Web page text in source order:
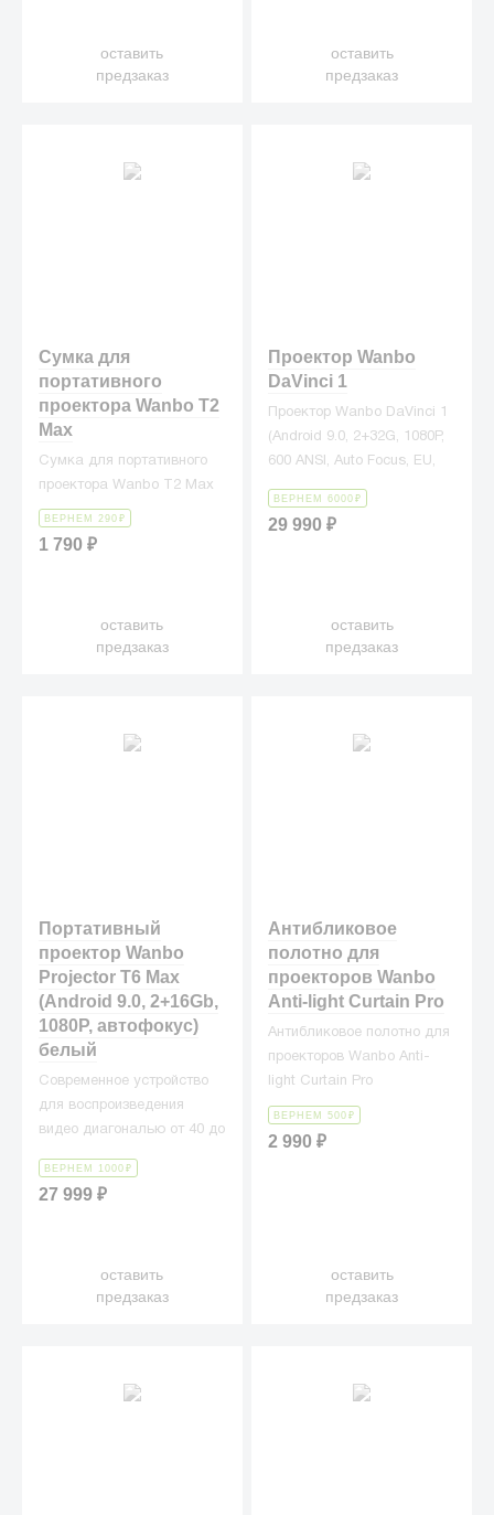
оставить
предзаказ
оставить
предзаказ
Сумка для
портативного
проектора Wanbo T2
Max
Сумка для портативного
проектора Wanbo T2 Max
ВЕРНЕМ 290 ₽
1 790₽
оставить
предзаказ
Проектор Wanbo
DaVinci 1
Проектор Wanbo DaVinci 1
(Android 9.0, 2+32G, 1080P,
600 ANSI, Auto Focus, EU,
ВЕРНЕМ 6000 ₽
29 990₽
оставить
предзаказ
Портативный
проектор Wanbo
Projector T6 Max
(Android 9.0, 2+16Gb,
1080P, автофокус)
белый
Современное устройство
для воспроизведения
видео диагональю от 40 до
ВЕРНЕМ 1000 ₽
27 999₽
оставить
предзаказ
Антибликовое
полотно для
проекторов Wanbo
Anti-light Curtain Pro
Антибликовое полотно для
проекторов Wanbo Anti-
light Curtain Pro
ВЕРНЕМ 500 ₽
2 990₽
оставить
предзаказ